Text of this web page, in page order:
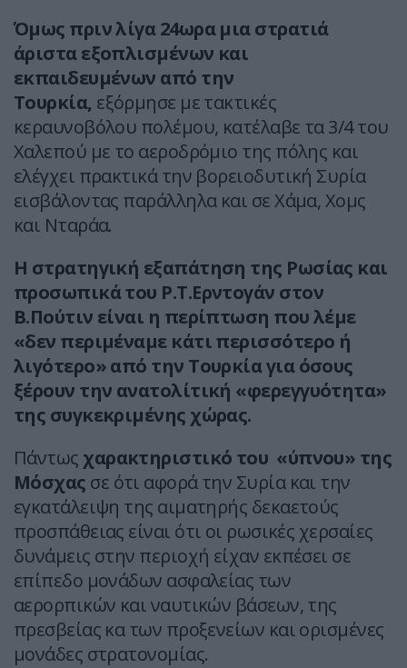
Όμως πριν λίγα 24ωρα μια στρατιά
άριστα εξοπλισμένων και
εκπαιδευμένων από την
Τουρκία, εξόρμησε με τακτικές
κεραυνοβόλου πολέμου, κατέλαβε τα 3/4 του
Χαλεπού με το αεροδρόμιο της πόλης και
ελέγχει πρακτικά την βορειοδυτική Συρία
εισβάλοντας παράλληλα και σε Χάμα, Χομς
και Νταράα.
Η στρατηγική εξαπάτηση της Ρωσίας και
προσωπικά του Ρ.Τ.Ερντογάν στον
Β.Πούτιν είναι η περίπτωση που λέμε
«δεν περιμέναμε κάτι περισσότερο ή
λιγότερο» από την Τουρκία για όσους
ξέρουν την ανατολίτική «φερεγγυότητα»
της συγκεκριμένης χώρας.
Πάντως χαρακτηριστικό του «ύπνου» της
Μόσχας σε ότι αφορά την Συρία και την
εγκατάλειψη της αιματηρής δεκαετούς
προσπάθειας είναι ότι οι ρωσικές χερσαίες
δυνάμεις στην περιοχή είχαν εκπέσει σε
επίπεδο μονάδων ασφαλείας των
αερορπικών και ναυτικών βάσεων, της
πρεσβείας κα των προξενείων και ορισμένες
μονάδες στρατονομίας.